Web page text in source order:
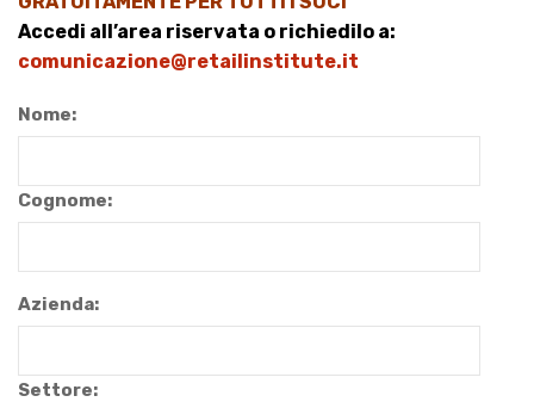
Accedi all’area riservata o richiedilo a:
comunicazione@retailinstitute.it
Nome:
Cognome:
Azienda:
Settore: